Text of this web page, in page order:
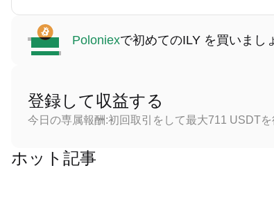
Poloniexで初めてのILY を買いまし
登録して収益する
今日の専属報酬:初回取引をして最大711 USDTを
ホット記事